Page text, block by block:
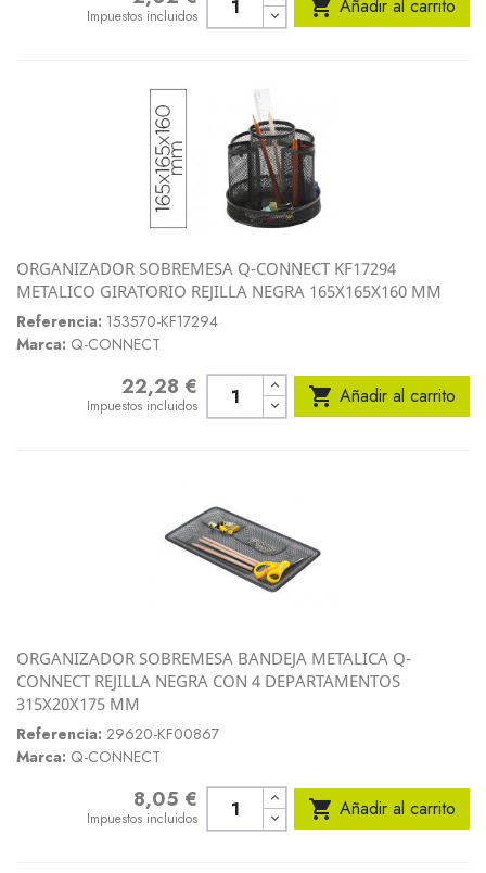
Impuestos incluidos  Añadir al carrito
ORGANIZADOR SOBREMESA Q-CONNECT KF17294
METALICO GIRATORIO REJILLA NEGRA 165X165X160 MM
Referencia: 153570-KF17294
Marca: Q-CONNECT
Precio22,28 €
Impuestos incluidos  Añadir al carrito
ORGANIZADOR SOBREMESA BANDEJA METALICA Q-
CONNECT REJILLA NEGRA CON 4 DEPARTAMENTOS
315X20X175 MM
Referencia: 29620-KF00867
Marca: Q-CONNECT
8,05 €
Impuestos incluidos  Añadir al carrito